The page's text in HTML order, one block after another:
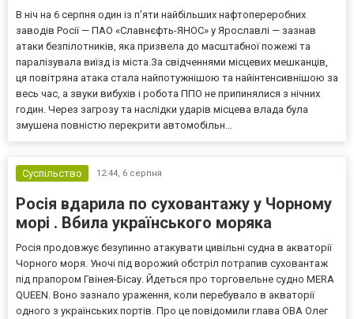
В ніч на 6 серпня один із п’яти найбільших нафтопереробних
заводів Росії — ПАО «Славнєфть-ЯНОС» у Ярославлі — зазнав
атаки безпілотників, яка призвела до масштабної пожежі та
паралізувала виїзд із міста.За свідченнями місцевих мешканців,
ця повітряна атака стала найпотужнішою та найінтенсивнішою за
весь час, а звуки вибухів і робота ППО не припинялися з нічних
годин. Через загрозу та наслідки ударів місцева влада була
змушена повністю перекрити автомобільн...
Суспільство 12:44, 6 серпня
Росія вдарила по суховантажу у Чорному
морі . Вбила українського моряка
Росія продовжує безупинно атакувати цивільні судна в акваторії
Чорного моря. Уночі під ворожий обстріл потрапив суховантаж
під прапором Гвінея-Бісау. Йдеться про торговельне судно MERA
QUEEN. Воно зазнало ураження, коли перебувало в акваторії
одного з українських портів. Про це повідомили глава ОВА Олег